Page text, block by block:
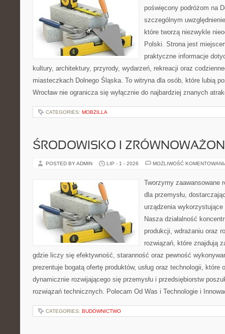
poświęcony podróżom na
szczególnym
które tworzą niezwykle
Polski. Strona jest
praktyczne informacje
kultury, architektury, przyrody, wydarzeń, rekreacji oraz
miasteczkach Dolnego Śląska. To witryna dla osób, które lubią
Wrocław nie ogranicza się wyłącznie do najbardziej znanych
CATEGORIES: MOBZILLA
ŚRODOWISKO I
POSTED BY ADMIN LIP - 1 - 2026 MOŻLIWOŚĆ
Tworzymy zaawansowane
dla przemysłu,
urządzenia
Nasza działalność
produkcji, wdrażaniu oraz
rozwiązań, które znajdują
gdzie liczy się efektywność, staranność oraz pewność
prezentuje bogatą ofertę produktów, usług oraz technologii, które
dynamicznie rozwijającego się przemysłu i przedsiębiorstw
rozwiązań technicznych. Polecam Od Was i Technologie i
CATEGORIES: BUDOWNICTWO